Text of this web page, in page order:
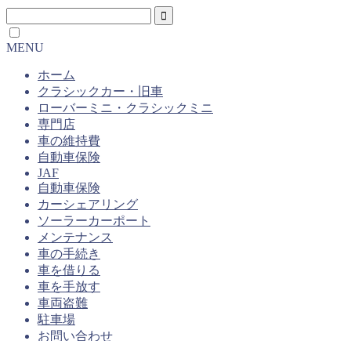
MENU
ホーム
クラシックカー・旧車
ローバーミニ・クラシックミニ
専門店
車の維持費
自動車保険
JAF
自動車保険
カーシェアリング
ソーラーカーポート
メンテナンス
車の手続き
車を借りる
車を手放す
車両盗難
駐車場
お問い合わせ